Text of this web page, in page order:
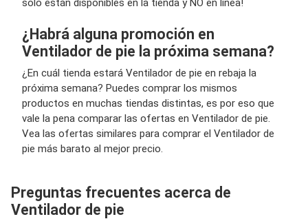
solo están disponibles en la tienda y NO en línea!
¿Habrá alguna promoción en
Ventilador de pie la próxima semana?
¿En cuál tienda estará Ventilador de pie en rebaja la
próxima semana? Puedes comprar los mismos
productos en muchas tiendas distintas, es por eso que
vale la pena comparar las ofertas en Ventilador de pie.
Vea las ofertas similares para comprar el Ventilador de
pie más barato al mejor precio.
Preguntas frecuentes acerca de
Ventilador de pie